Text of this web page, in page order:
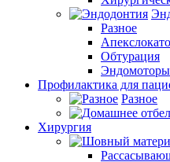
Разное
Обтурация
Эндомоторы
Профилактика для
Разное
Хирургия